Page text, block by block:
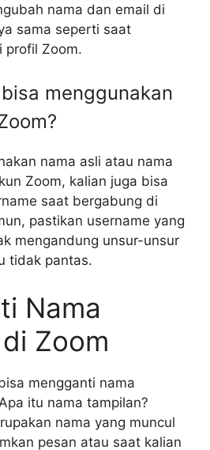
nama dan email di
sama seperti saat
profil Zoom.
menggunakan
nama asli atau nama
Zoom, kalian juga bisa
saat bergabung di
pastikan username yang
mengandung unsur-unsur
tidak pantas.
Nama
Zoom
mengganti nama
itu nama tampilan?
nama yang muncul
pesan atau saat kalian